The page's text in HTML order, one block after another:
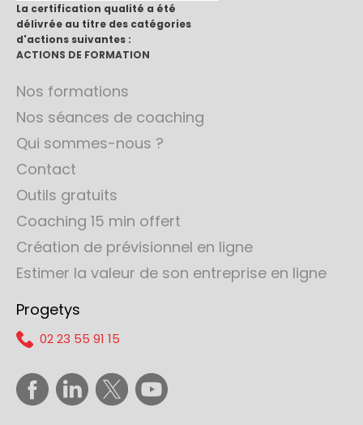
La certification qualité a été
délivrée au titre des catégories
d'actions suivantes :
ACTIONS DE FORMATION
Nos formations
Nos séances de coaching
Qui sommes-nous ?
Contact
Outils gratuits
Coaching 15 min offert
Création de prévisionnel en ligne
Estimer la valeur de son entreprise en ligne
Progetys
02 23 55 91 15